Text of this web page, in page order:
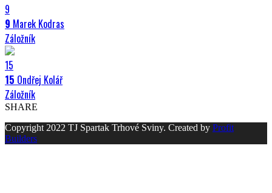
9
9 Marek Kodras
Záložník
15
15 Ondřej Kolář
Záložník
SHARE
Copyright 2022 TJ Spartak Trhové Sviny. Created by Profit
Builders